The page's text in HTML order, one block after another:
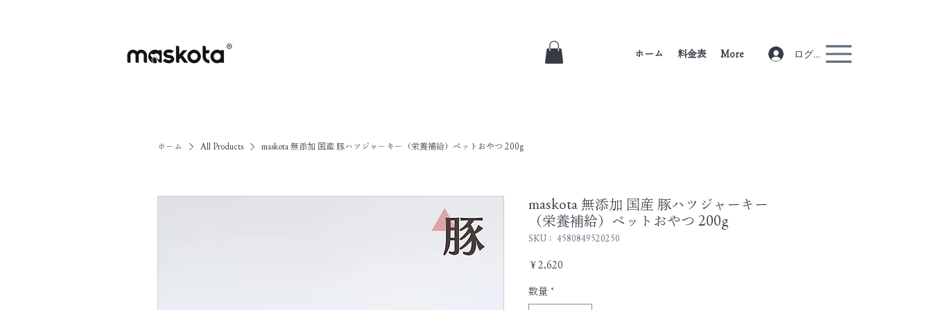
ホーム 料金表 More ログイン
ホーム All Products maskota 無添加 国産 豚ハツジャーキー（栄養補給）ペットおやつ 200g
maskota 無添加 国産 豚ハツジャーキー
（栄養補給）ペットおやつ 200g
SKU： 4580849520250
￥2,620
数量 *